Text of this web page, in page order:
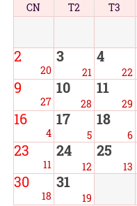
CN T2 T3
2
20
3
21
4
22
9
27
10
28
11
29
16
4
17
5
18
6
23
11
24
12
25
13
30
18
31
19